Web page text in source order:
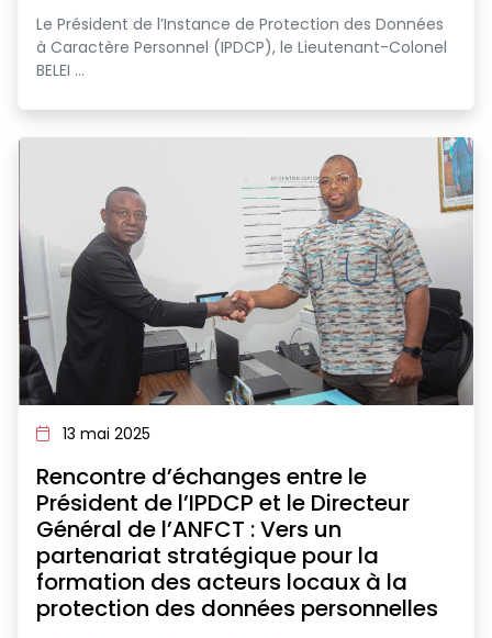
Le Président de l’Instance de Protection des Données
à Caractère Personnel (IPDCP), le Lieutenant-Colonel
BELEI ...
13 mai 2025
Rencontre d’échanges entre le
Président de l’IPDCP et le Directeur
Général de l’ANFCT : Vers un
partenariat stratégique pour la
formation des acteurs locaux à la
protection des données personnelles